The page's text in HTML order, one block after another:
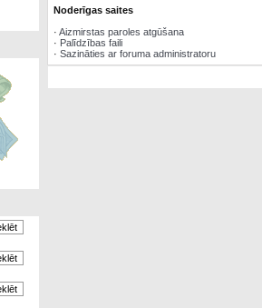
Noderīgas saites
· Aizmirstas paroles atgūšana
· Palīdzības faili
· Sazināties ar foruma administratoru